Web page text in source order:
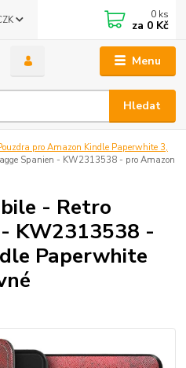
Menu
Hledat
0 ks
za 0 Kč
pro Amazon Kindle Paperwhite 3,
Spanien - KW2313538 - pro Amazon
- Retro
KW2313538 -
Paperwhite